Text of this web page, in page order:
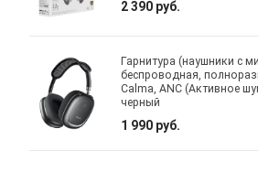
2 390 руб.
Гарнитура (наушники с
беспроводная,
Calma, ANC (Активное
черный
1 990 руб.